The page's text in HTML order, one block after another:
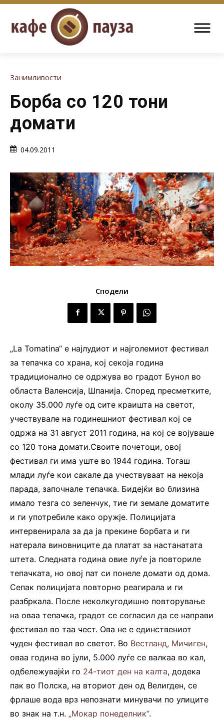
Занимливости
Борба со 120 тони
домати
04.09.2011
Сподели
„La Tomatina“ е најлудиот и најголемиот фестивал
за тепачка со храна, кој секоја година
традиционално се одржува во градот Бунол во
областа Валенсија, Шпанија. Според пресметките,
околу 35.000 луѓе од сите краишта на светот,
учествувале на годинешниот фестивал кој се
одржа на 31 август 2011 година, на кој се војуваше
со 120 тона домати.Своите почетоци, овој
фестивал ги има уште во 1944 година. Тогаш
млади луѓе кои сакале да учествуваат на некоја
парада, започнале тепачка. Бидејќи во близина
имало тезга со зеленчук, тие ги земале доматите
и ги употребиле како оружје. Полицијата
интервенирала за да ја прекине борбата и ги
натерала виновниците да платат за настанатата
штета. Следната година овие луѓе ја повториле
тепачката, но овој пат си понеле домати од дома.
Сепак полицијата повторно реагирала и ги
разбркала. После неколкугодишно повторување
на оваа тепачка, градот се согласил да се направи
фестивал во таа чест. Ова не е единствениот
чуден фестивал во светот. Во Вестланд, Мичиген,
оваа година во јули, 5.000 луѓе се валкаа во кал,
одбележувајќи го 24-тиот ден на калта, додека
пак во Полска, на вториот ден од Велигден, се
фрлаше вода врз непознати минувачи по улиците
во знак на т.н. „Мокар понеделник“.